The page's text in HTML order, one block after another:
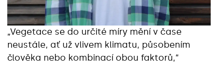
„Vegetace se do určité míry mění v čase
neustále, ať už vlivem klimatu, působením
člověka nebo kombinací obou faktorů,“